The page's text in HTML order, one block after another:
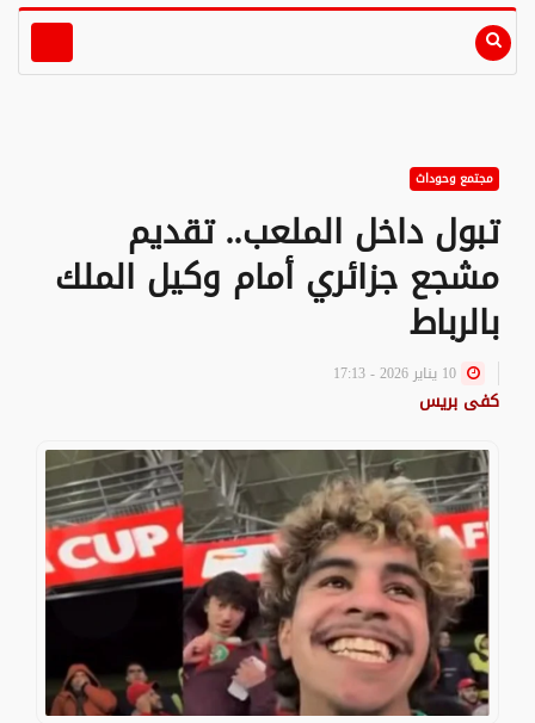
مجتمع وحوداث
تبول داخل الملعب.. تقديم
مشجع جزائري أمام وكيل الملك
بالرباط
كفى بريس